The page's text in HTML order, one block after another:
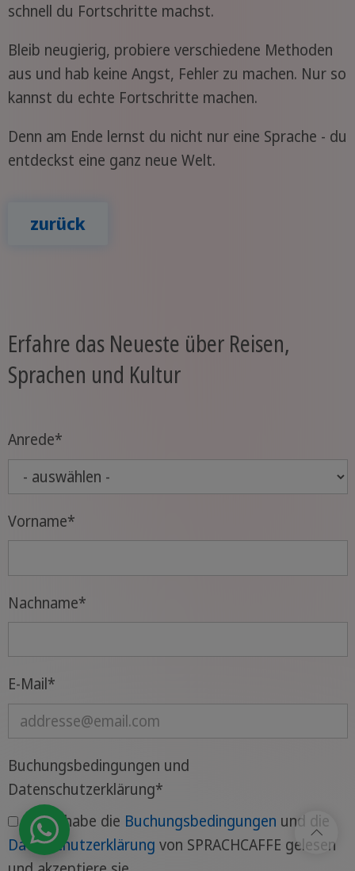
schnell du Fortschritte machst.
Bleib neugierig, probiere verschiedene Methoden
aus und hab keine Angst, Fehler zu machen. Nur so
kannst du echte Fortschritte machen.
Denn am Ende lernst du nicht nur eine Sprache - du
entdeckst eine ganz neue Welt.
zurück
Erfahre das Neueste über Reisen,
Sprachen und Kultur
Anrede*
Vorname*
Nachname*
E-Mail*
Buchungsbedingungen und
Datenschutzerklärung*
Ja, ich habe die Buchungsbedingungen und die
Datenschutzerklärung von SPRACHCAFFE gelesen